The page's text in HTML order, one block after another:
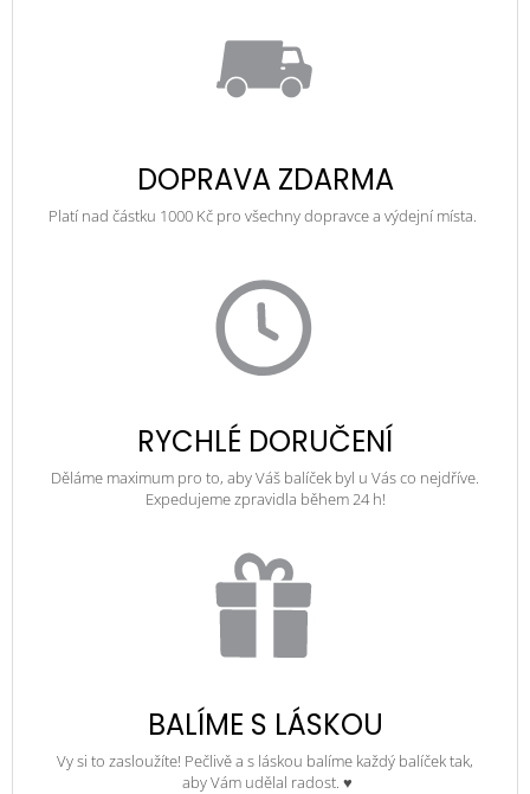
DOPRAVA ZDARMA
Platí nad částku 1000 Kč pro všechny dopravce a výdejní místa.
RYCHLÉ DORUČENÍ
Děláme maximum pro to, aby Váš balíček byl u Vás co nejdříve.
Expedujeme zpravidla během 24 h!
BALÍME S LÁSKOU
Vy si to zasloužíte! Pečlivě a s láskou balíme každý balíček tak,
aby Vám udělal radost. ♥